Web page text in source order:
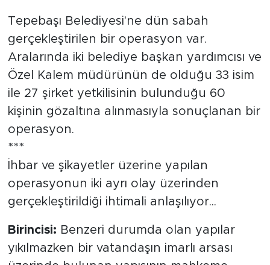
Tepebaşı Belediyesi'ne dün sabah
gerçekleştirilen bir operasyon var.
Aralarında iki belediye başkan yardımcısı ve
Özel Kalem müdürünün de olduğu 33 isim
ile 27 şirket yetkilisinin bulunduğu 60
kişinin gözaltına alınmasıyla sonuçlanan bir
operasyon.
***
İhbar ve şikayetler üzerine yapılan
operasyonun iki ayrı olay üzerinden
gerçekleştirildiği ihtimali anlaşılıyor...
Birincisi: Benzeri durumda olan yapılar
yıkılmazken bir vatandaşın imarlı arsası
Söyleşi
Foto Şaka
Teknoloji
Politika